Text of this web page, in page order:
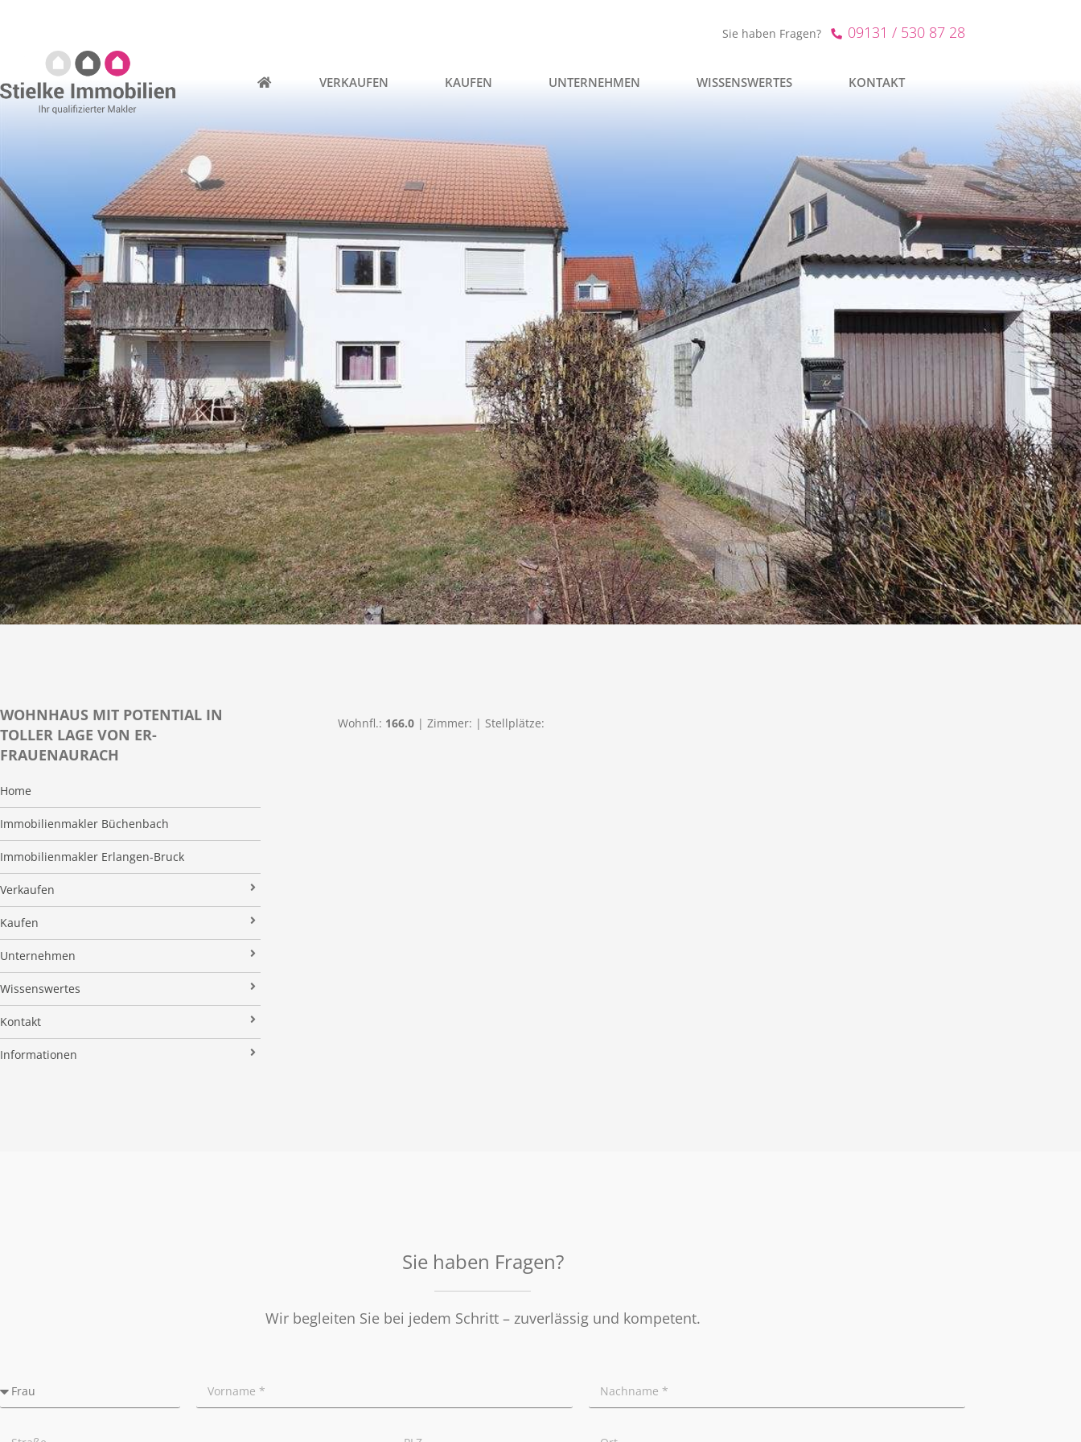
Sie haben Fragen? 09131 / 530 87 28
VERKAUFEN KAUFEN UNTERNEHMEN WISSENSWERTES KONTAKT
WOHNHAUS MIT POTENTIAL IN
TOLLER LAGE VON ER-
FRAUENAURACH
Home
Immobilienmakler Büchenbach
Immobilienmakler Erlangen-Bruck
Verkaufen
Verkaufsanfrage
Referenzobjekte
Makleralleinauftrag
Wertermittlung
Verkaufsvorbereitung
Vermarktung
Kaufen
Immobilienangebote
Finanzierung
Suchauftrag
Unternehmen
Über uns
Kundenstimmen
Stielke-Facts
Kooperationspartner
Wissenswertes
Immobilien News
Immobilien ABC
Kontakt
Impressum
Informationen
Wohnfl.: 166.0 | Zimmer: | Stellplätze:
Sie haben Fragen?
Wir begleiten Sie bei jedem Schritt – zuverlässig und kompetent.